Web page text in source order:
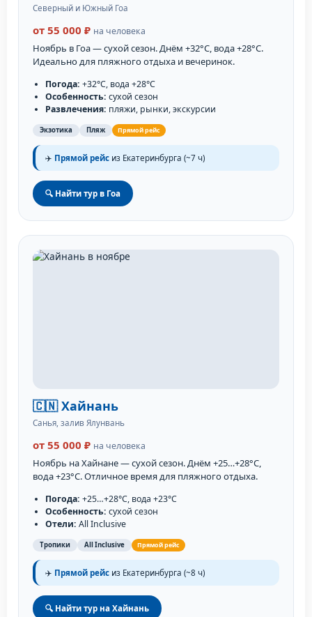
Северный и Южный Гоа
от 55 000 ₽ на человека
Ноябрь в Гоа — сухой сезон. Днём +32°C, вода +28°C.
Идеально для пляжного отдыха и вечеринок.
Погода: +32°C, вода +28°C
Особенность: сухой сезон
Развлечения: пляжи, рынки, экскурсии
Экзотика Пляж Прямой рейс
✈️ Прямой рейс из Екатеринбурга (~7 ч)
🔍 Найти тур в Гоа
🇨🇳 Хайнань
Санья, залив Ялунвань
от 55 000 ₽ на человека
Ноябрь на Хайнане — сухой сезон. Днём +25…+28°C,
вода +23°C. Отличное время для пляжного отдыха.
Погода: +25…+28°C, вода +23°C
Особенность: сухой сезон
Отели: All Inclusive
Тропики All Inclusive Прямой рейс
✈️ Прямой рейс из Екатеринбурга (~8 ч)
🔍 Найти тур на Хайнань